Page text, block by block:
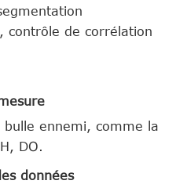
contrôle de corrélation
ennemi, comme la
DO.
données